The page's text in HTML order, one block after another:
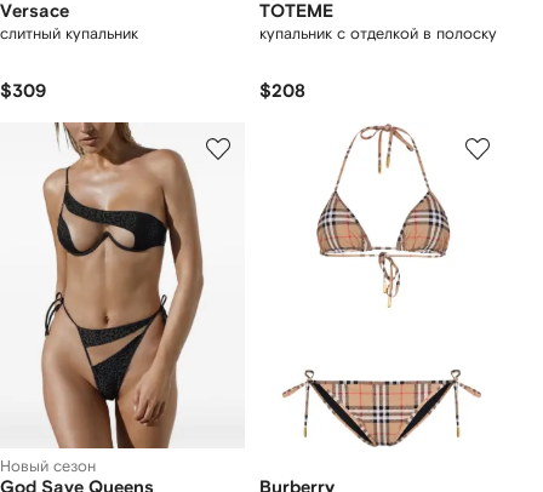
Versace
слитный купальник
$309
TOTEME
купальник с отделкой в полоску
$208
Новый сезон
God Save Queens Burberry